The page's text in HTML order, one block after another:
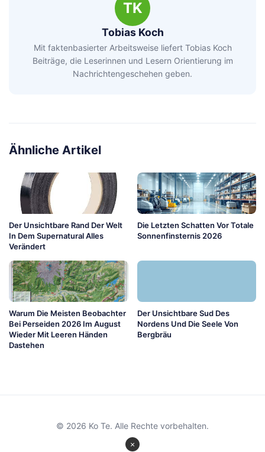
TK
Tobias Koch
Mit faktenbasierter Arbeitsweise liefert Tobias Koch
Beiträge, die Leserinnen und Lesern Orientierung im
Nachrichtengeschehen geben.
Ähnliche Artikel
Der Unsichtbare Rand Der Welt
In Dem Supernatural Alles
Verändert
Die Letzten Schatten Vor Totale
Sonnenfinsternis 2026
Warum Die Meisten Beobachter
Bei Perseiden 2026 Im August
Wieder Mit Leeren Händen
Dastehen
Der Unsichtbare Sud Des
Nordens Und Die Seele Von
Bergbräu
×
© 2026 Ko Te. Alle Rechte vorbehalten.